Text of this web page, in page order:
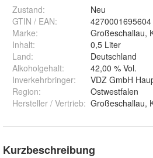
Zustand:
Neu
GTIN / EAN:
4270001695604
Marke:
Großeschallau,
Inhalt:
0,5 Liter
Land:
Deutschland
Alkoholgehalt:
42,00 % Vol.
Inverkehrbringer:
VDZ GmbH
Region:
Ostwestfalen
Hersteller / Vertrieb: Großeschallau,
Kurzbeschreibung